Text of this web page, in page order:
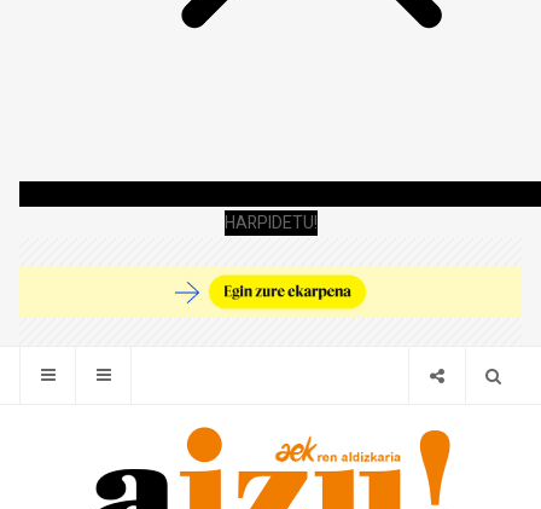
HARPIDETU!